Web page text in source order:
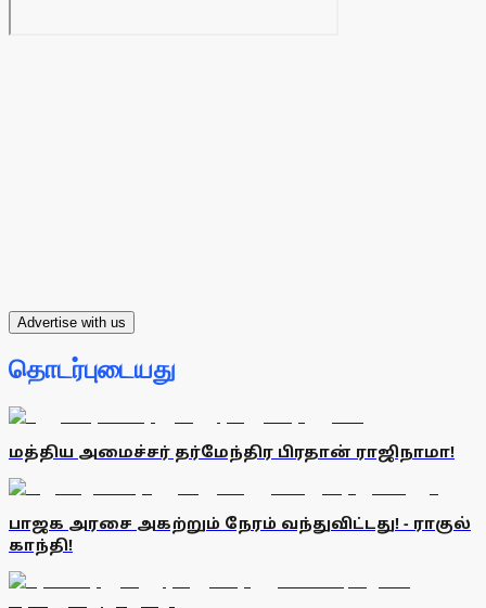
Advertise with us
தொடர்புடையது
மத்திய அமைச்சர் தர்மேந்திர பிரதான் ராஜிநாமா!
பாஜக அரசை அகற்றும் நேரம் வந்துவிட்டது! - ராகுல்
காந்தி!